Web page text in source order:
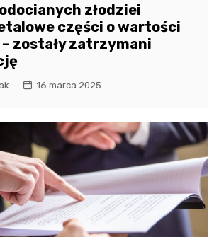
złodziei
części o wartości
– zostały zatrzymani
16 marca 2025